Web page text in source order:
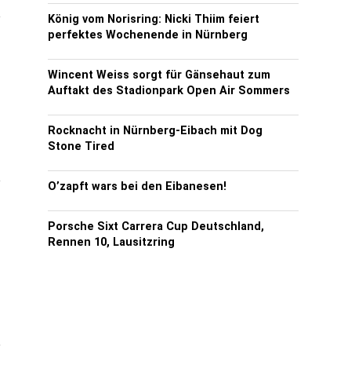
König vom Norisring: Nicki Thiim feiert
perfektes Wochenende in Nürnberg
Wincent Weiss sorgt für Gänsehaut zum
Auftakt des Stadionpark Open Air Sommers
Rocknacht in Nürnberg-Eibach mit Dog
Stone Tired
O’zapft wars bei den Eibanesen!
Porsche Sixt Carrera Cup Deutschland,
Rennen 10, Lausitzring